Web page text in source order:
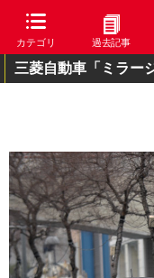
カテゴリ 過去記事
三菱自動車「ミラー